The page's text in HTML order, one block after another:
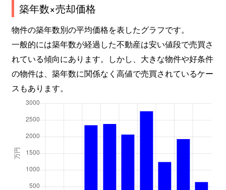
築年数×売却価格
物件の築年数別の平均価格を表したグラフです。
一般的には築年数が経過した不動産は安い値段で売買さ
れている傾向にあります。しかし、大きな物件や好条件
の物件は、築年数に関係なく高値で売買されているケー
スもあります。